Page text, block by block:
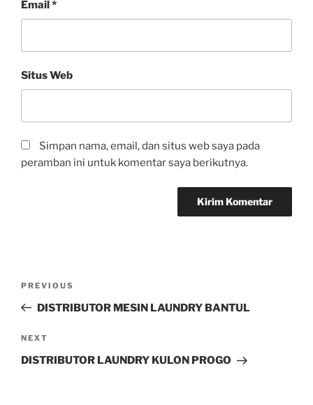
Email*
Situs Web
Simpan nama, email, dan situs web saya pada
peramban ini untuk komentar saya berikutnya.
PREVIOUS
DISTRIBUTOR MESIN LAUNDRY BANTUL
NEXT
DISTRIBUTOR LAUNDRY KULON PROGO